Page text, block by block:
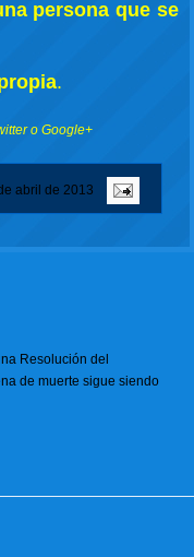
persona que se
.
o Google+
abril de 2013
Resolución del
de muerte sigue siendo